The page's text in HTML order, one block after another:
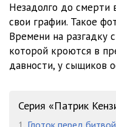
15_Day_mne_ruku_tma
16_Day_mne_ruku_tma
17_Day_mne_ruku_tma
19_Day_mne_ruku_tma
Незадолго до смерти
свои графии. Такое
Времени на разгадку
которой кроются в
давности, у сыщиков
Серия «Патрик
1. Глоток перед битвой